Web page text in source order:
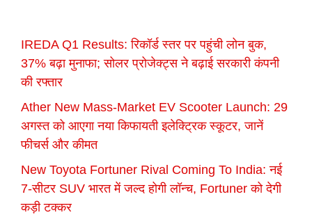
IREDA Q1 Results: रिकॉर्ड स्तर पर पहुंची लोन बुक,
37% बढ़ा मुनाफा; सोलर प्रोजेक्ट्स ने बढ़ाई सरकारी कंपनी
की रफ्तार
Ather New Mass-Market EV Scooter Launch: 29
अगस्त को आएगा नया किफायती इलेक्ट्रिक स्कूटर, जानें
फीचर्स और कीमत
New Toyota Fortuner Rival Coming To India: नई
7-सीटर SUV भारत में जल्द होगी लॉन्च, Fortuner को देगी
कड़ी टक्कर